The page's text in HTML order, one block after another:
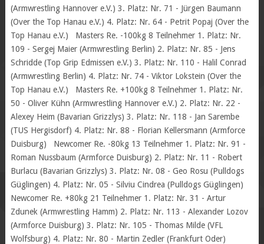
(Armwrestling Hannover e.V.) 3. Platz: Nr. 71 - Jürgen Baumann
(Over the Top Hanau e.V.) 4. Platz: Nr. 64 - Petrit Popaj (Over the
Top Hanau e.V.) Masters Re. -100kg 8 Teilnehmer 1. Platz: Nr.
109 - Sergej Maier (Armwrestling Berlin) 2. Platz: Nr. 85 - Jens
Schridde (Top Grip Edmissen e.V.) 3. Platz: Nr. 110 - Halil Conrad
(Armwrestling Berlin) 4. Platz: Nr. 74 - Viktor Lokstein (Over the
Top Hanau e.V.) Masters Re. +100kg 8 Teilnehmer 1. Platz: Nr.
50 - Oliver Kühn (Armwrestling Hannover e.V.) 2. Platz: Nr. 22 -
Alexey Heim (Bavarian Grizzlys) 3. Platz: Nr. 118 - Jan Sarembe
(TUS Hergisdorf) 4. Platz: Nr. 88 - Florian Kellersmann (Armforce
Duisburg) Newcomer Re. -80kg 13 Teilnehmer 1. Platz: Nr. 91 -
Roman Nussbaum (Armforce Duisburg) 2. Platz: Nr. 11 - Robert
Burlacu (Bavarian Grizzlys) 3. Platz: Nr. 08 - Geo Rosu (Pulldogs
Güglingen) 4. Platz: Nr. 05 - Silviu Cindrea (Pulldogs Güglingen)
Newcomer Re. +80kg 21 Teilnehmer 1. Platz: Nr. 31 - Artur
Zdunek (Armwrestling Hamm) 2. Platz: Nr. 113 - Alexander Lozov
(Armforce Duisburg) 3. Platz: Nr. 105 - Thomas Milde (VFL
Wolfsburg) 4. Platz: Nr. 80 - Martin Zedler (Frankfurt Oder)